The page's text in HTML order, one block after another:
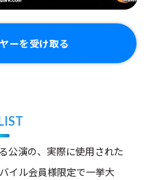
ーを受け取る
公演の、実際に使用された
イル会員様限定で一挙大